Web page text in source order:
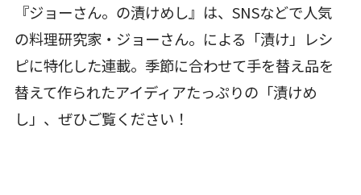
『ジョーさん。の漬けめし』は、SNSなどで人気
の料理研究家・ジョーさん。による「漬け」レシ
ピに特化した連載。季節に合わせて手を替え品を
替えて作られたアイディアたっぷりの「漬けめ
し」、ぜひご覧ください！